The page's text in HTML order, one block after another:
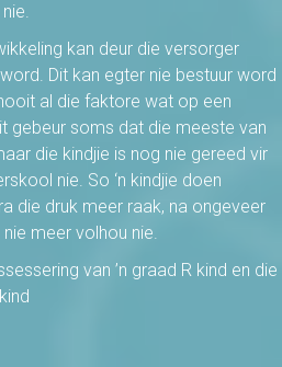
kan deur die versorger
Dit kan egter nie bestuur word
al die faktore wat op een
gebeur soms dat die meeste van
die kindjie is nog nie gereed vir
nie. So ‘n kindjie doen
die druk meer raak, na ongeveer
meer volhou nie.
van ’n graad R kind en die